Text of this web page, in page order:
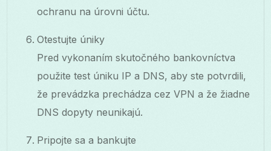
ochranu na úrovni účtu.
Otestujte úniky
Pred vykonaním skutočného bankovníctva
použite test úniku IP a DNS, aby ste potvrdili,
že prevádzka prechádza cez VPN a že žiadne
DNS dopyty neunikajú.
Pripojte sa a bankujte